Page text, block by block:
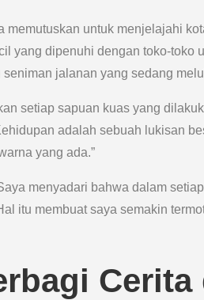
untuk menjelajahi
yang dipenuhi dengan toko-toko
jalanan yang sedang
setiap sapuan kuas yang
adalah sebuah lukisan
yang ada.”
menyadari bahwa dalam
itu membuat saya semakin
Cerita